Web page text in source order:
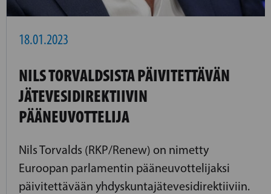
18.01.2023
NILS TORVALDSISTA PÄIVITETTÄVÄN
JÄTEVESIDIREKTIIVIN
PÄÄNEUVOTTELIJA
Nils Torvalds (RKP/Renew) on nimetty
Euroopan parlamentin pääneuvottelijaksi
päivitettävään yhdyskuntajätevesidirektiiviin.